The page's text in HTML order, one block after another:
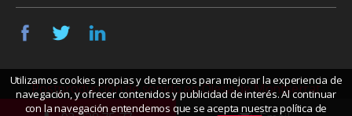
Postproducción de sonido en Olesa de Montserrat
Utilizamos cookies propias y de terceros para mejorar la experiencia de
navegación, y ofrecer contenidos y publicidad de interés. Al continuar
con la navegación entendemos que se acepta nuestra política de